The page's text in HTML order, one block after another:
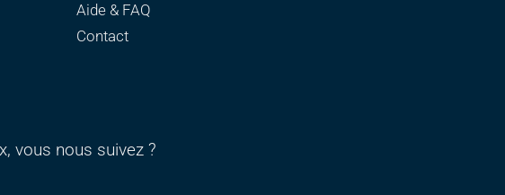
Aide & FAQ
Contact
vous nous suivez ?